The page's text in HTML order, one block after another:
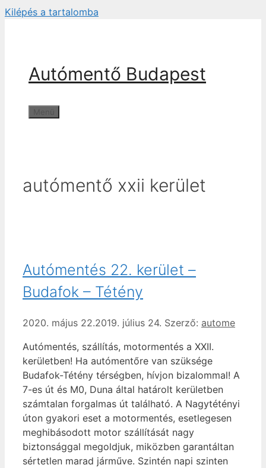
Kilépés a tartalomba
Autómentő Budapest
autómentő xxii kerület
Autómentés 22. kerület –
Budafok – Tétény
2020. május 22.2019. július 24. Szerző: autome
Autómentés, szállítás, motormentés a XXII.
kerületben! Ha autómentőre van szüksége
Budafok-Tétény térségben, hívjon bizalommal! A
7-es út és M0, Duna által határolt kerületben
számtalan forgalmas út található. A Nagytétényi
úton gyakori eset a motormentés, esetlegesen
meghibásodott motor szállítását nagy
biztonsággal megoldjuk, miközben garantáltan
sértetlen marad járműve. Szintén napi szinten